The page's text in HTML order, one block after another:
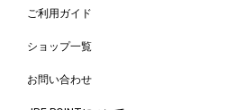
ご利用ガイド
ショップ一覧
お問い合わせ